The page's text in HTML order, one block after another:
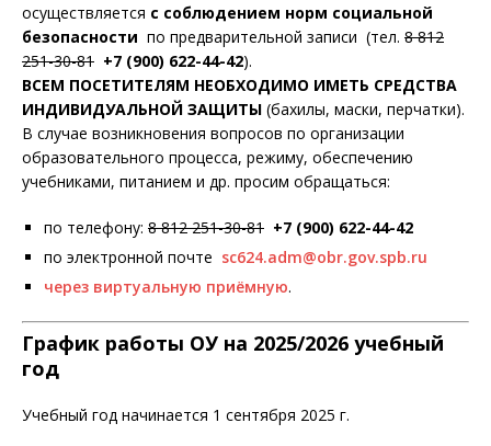
осуществляется с соблюдением норм социальной
безопасности по предварительной записи (тел. 8 812
251-30-81 +7 (900) 622-44-42).
ВСЕМ ПОСЕТИТЕЛЯМ НЕОБХОДИМО ИМЕТЬ СРЕДСТВА
ИНДИВИДУАЛЬНОЙ ЗАЩИТЫ (бахилы, маски, перчатки).
В случае возникновения вопросов по организации
образовательного процесса, режиму, обеспечению
учебниками, питанием и др. просим обращаться:
по телефону: 8 812 251-30-81 +7 (900) 622-44-42
по электронной почте sc624.adm@obr.gov.spb.ru
через виртуальную приёмную.​​​
График работы ОУ на 2025/2026 учебный
год
Учебный год начинается 1 сентября 2025 г.